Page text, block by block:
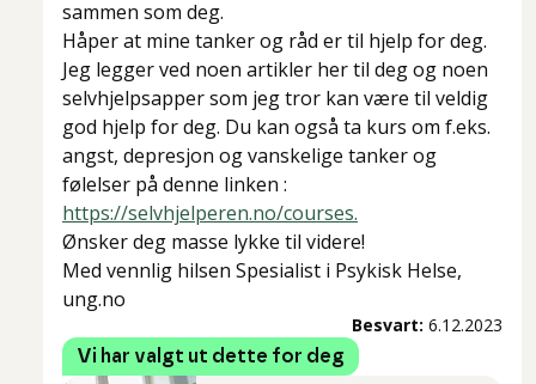
sammen som deg.
Håper at mine tanker og råd er til hjelp for deg.
Jeg legger ved noen artikler her til deg og noen
selvhjelpsapper som jeg tror kan være til veldig
god hjelp for deg. Du kan også ta kurs om f.eks.
angst, depresjon og vanskelige tanker og
følelser på denne linken :
https://selvhjelperen.no/courses.
Ønsker deg masse lykke til videre!
Med vennlig hilsen Spesialist i Psykisk Helse,
ung.no
Besvart: 6.12.2023
Vi har valgt ut dette for deg